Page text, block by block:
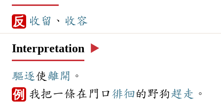
反 收留 、 收容
Interpretation ▶️
驅逐使 離開 。
例 我把一條在門口 徘徊的野狗趕走 。